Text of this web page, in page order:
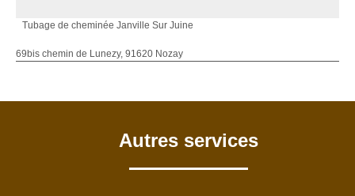
Tubage de cheminée Janville Sur Juine
69bis chemin de Lunezy, 91620 Nozay
Autres services